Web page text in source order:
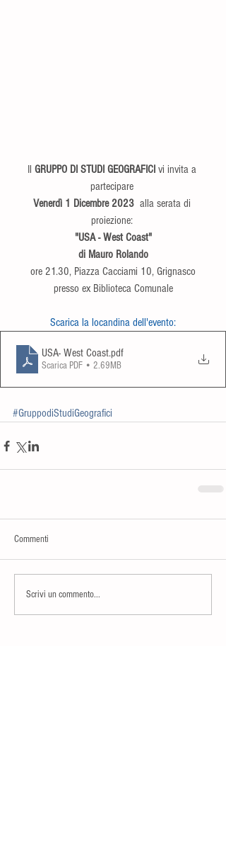
Il GRUPPO DI STUDI GEOGRAFICI vi invita a
partecipare
Venerdì 1 Dicembre 2023 alla serata di
proiezione:
"USA - West Coast"
di Mauro Rolando
ore 21.30, Piazza Cacciami 10, Grignasco
presso ex Biblioteca Comunale
Scarica la locandina dell'evento:
USA- West Coast.pdf
Scarica PDF • 2.69MB
#GruppodiStudiGeografici
Commenti
Scrivi un commento...